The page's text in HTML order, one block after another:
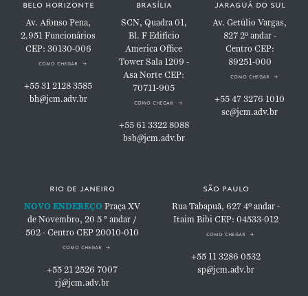
Av. Afonso Pena,
2.951Funcionários
CEP: 30130-006
como chegar
+55 31 2128 3585
bh@jcm.adv.br
SCN, Quadra 01,
Bl. FEdifício
America Office
TowerSala 1209 -
Asa NorteCEP:
70711-905
como chegar
+55 61 3322 8088
bsb@jcm.adv.br
Av. Getúlio Vargas,
8272º andar -
Centro CEP:
89251-000
como chegar
+55 47 3276 1010
sc@jcm.adv.br
rio de janeiro
NOVO ENDEREÇO Praça XV
de Novembro, 20 5 ° andar /
502 - Centro CEP 20010-010
como chegar
+55 21 2526 7007
rj@jcm.adv.br
são paulo
Rua Tabapuã, 6274º andar -
Itaim BibiCEP: 04533-012
como chegar
+55 11 3286 0532
sp@jcm.adv.br